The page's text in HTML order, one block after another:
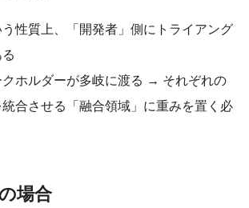
性質上、「開発者」側にトライアング
クホルダーが多岐に渡る → それぞれの
合させる「融合領域」に重みを置く必
場合